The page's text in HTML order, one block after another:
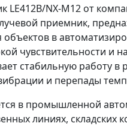
LE412B/NX-M12 от
приемник,
в
чувствительности и
стабильную работу в
и перепады
в промышленной
линиях, складских